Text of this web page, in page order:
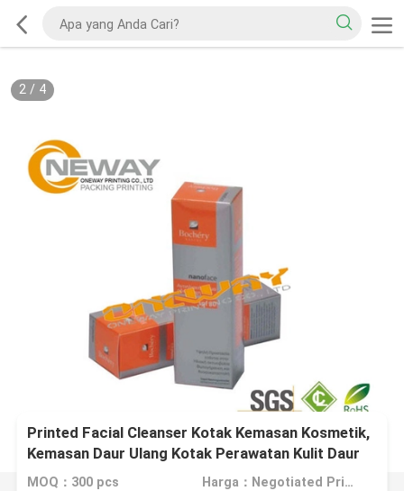
2/ 4
Printed Facial Cleanser Kotak Kemasan Kosmetik,
Kemasan Daur Ulang Kotak Perawatan Kulit Daur
Ulang
MOQ：300 pcs Harga：Negotiated Price